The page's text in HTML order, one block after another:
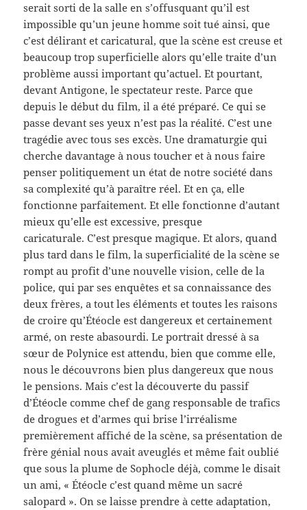
serait sorti de la salle en s’offusquant qu’il est
impossible qu’un jeune homme soit tué ainsi, que
c’est délirant et caricatural, que la scène est creuse et
beaucoup trop superficielle alors qu’elle traite d’un
problème aussi important qu’actuel. Et pourtant,
devant Antigone, le spectateur reste. Parce que
depuis le début du film, il a été préparé. Ce qui se
passe devant ses yeux n’est pas la réalité. C’est une
tragédie avec tous ses excès. Une dramaturgie qui
cherche davantage à nous toucher et à nous faire
penser politiquement un état de notre société dans
sa complexité qu’à paraître réel. Et en ça, elle
fonctionne parfaitement. Et elle fonctionne d’autant
mieux qu’elle est excessive, presque
caricaturale. C’est presque magique. Et alors, quand
plus tard dans le film, la superficialité de la scène se
rompt au profit d’une nouvelle vision, celle de la
police, qui par ses enquêtes et sa connaissance des
deux frères, a tout les éléments et toutes les raisons
de croire qu’Étéocle est dangereux et certainement
armé, on reste abasourdi. Le portrait dressé à sa
sœur de Polynice est attendu, bien que comme elle,
nous le découvrons bien plus dangereux que nous
le pensions. Mais c’est la découverte du passif
d’Étéocle comme chef de gang responsable de trafics
de drogues et d’armes qui brise l’irréalisme
premièrement affiché de la scène, sa présentation de
frère génial nous avait aveuglés et même fait oublié
que sous la plume de Sophocle déjà, comme le disait
un ami, « Étéocle c’est quand même un sacré
salopard ». On se laisse prendre à cette adaptation,